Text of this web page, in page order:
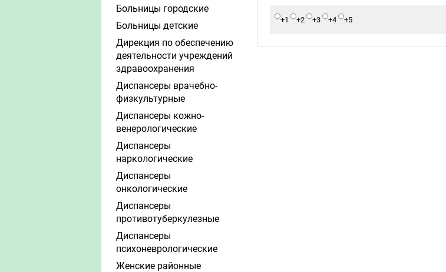
+1 +2 +3 +4 +5
Больницы городские
Больницы детские
Дирекция по обеспечению
деятельности учреждений
здравоохранения
Диспансеры врачебно-
физкультурные
Диспансеры кожно-
венерологические
Диспансеры
наркологические
Диспансеры
онкологические
Диспансеры
противотуберкулезные
Диспансеры
психоневрологические
Женские районные